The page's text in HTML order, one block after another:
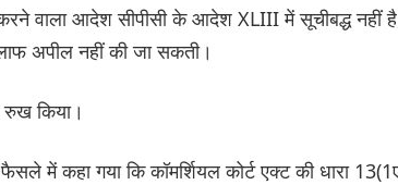
वाला आदेश सीपीसी के आदेश XLIII में सूचीबद्ध नहीं
अपील नहीं की जा सकती।
रुख किया।
में कहा गया कि कॉमर्शियल कोर्ट एक्ट की धारा